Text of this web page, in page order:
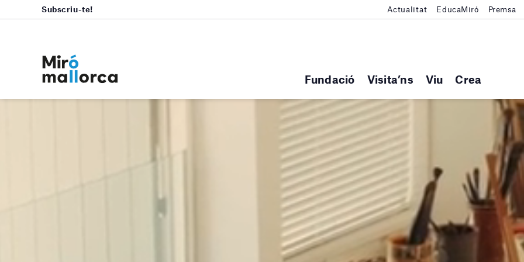
Fundació Visita’ns Viu Crea
Subscriu-te! Actualitat EducaMiró Premsa